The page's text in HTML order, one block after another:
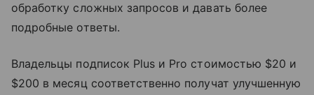
обработку сложных запросов и давать более
подробные ответы.
Владельцы подписок Plus и Pro стоимостью $20 и
$200 в месяц соответственно получат улучшенную